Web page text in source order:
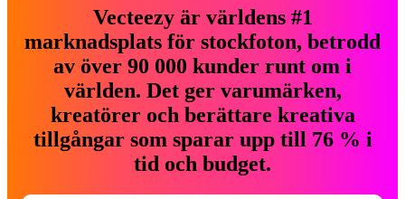
Vecteezy är världens #1
marknadsplats för stockfoton, betrodd
av över 90 000 kunder runt om i
världen. Det ger varumärken,
kreatörer och berättare kreativa
tillgångar som sparar upp till 76 % i
tid och budget.